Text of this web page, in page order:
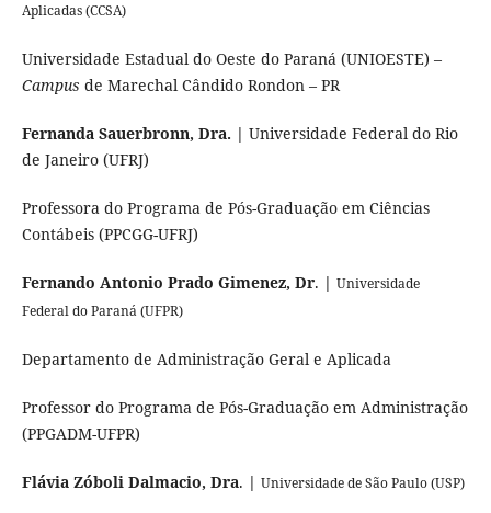
Aplicadas (CCSA)
Universidade Estadual do Oeste do Paraná (UNIOESTE) –
Campus de Marechal Cândido Rondon – PR
Fernanda Sauerbronn, Dra. | Universidade Federal do Rio
de Janeiro (UFRJ)
Professora do Programa de Pós-Graduação em Ciências
Contábeis (PPCGG-UFRJ)
Fernando Antonio Prado Gimenez, Dr. | Universidade
Federal do Paraná (UFPR)
Departamento de Administração Geral e Aplicada
Professor do Programa de Pós-Graduação em Administração
(PPGADM-UFPR)
Flávia Zóboli Dalmacio, Dra. | Universidade de São Paulo (USP)